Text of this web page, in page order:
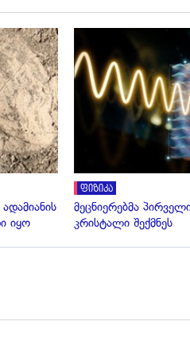
იყო
ფიზიკა
მეცნიერებმა
კრისტალი შექმნეს